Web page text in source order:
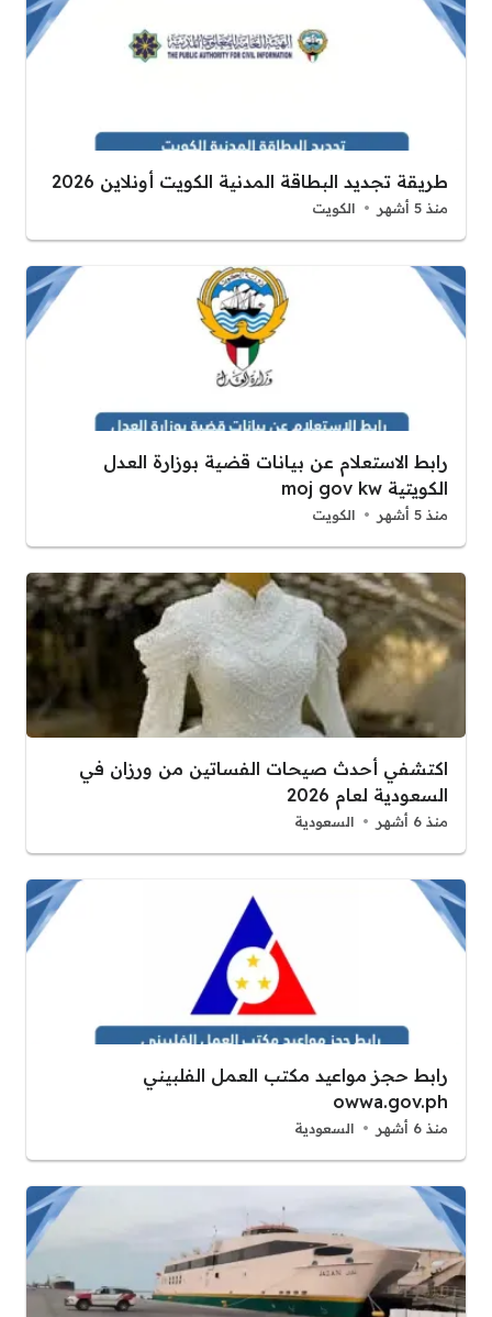
طريقة تجديد البطاقة المدنية الكويت أونلاين 2026
منذ 5 أشهر الكويت
رابط الاستعلام عن بيانات قضية بوزارة العدل
الكويتية moj gov kw
منذ 5 أشهر الكويت
اكتشفي أحدث صيحات الفساتين من ورزان في
السعودية لعام 2026
منذ 6 أشهر السعودية
رابط حجز مواعيد مكتب العمل الفلبيني
owwa.gov.ph
منذ 6 أشهر السعودية